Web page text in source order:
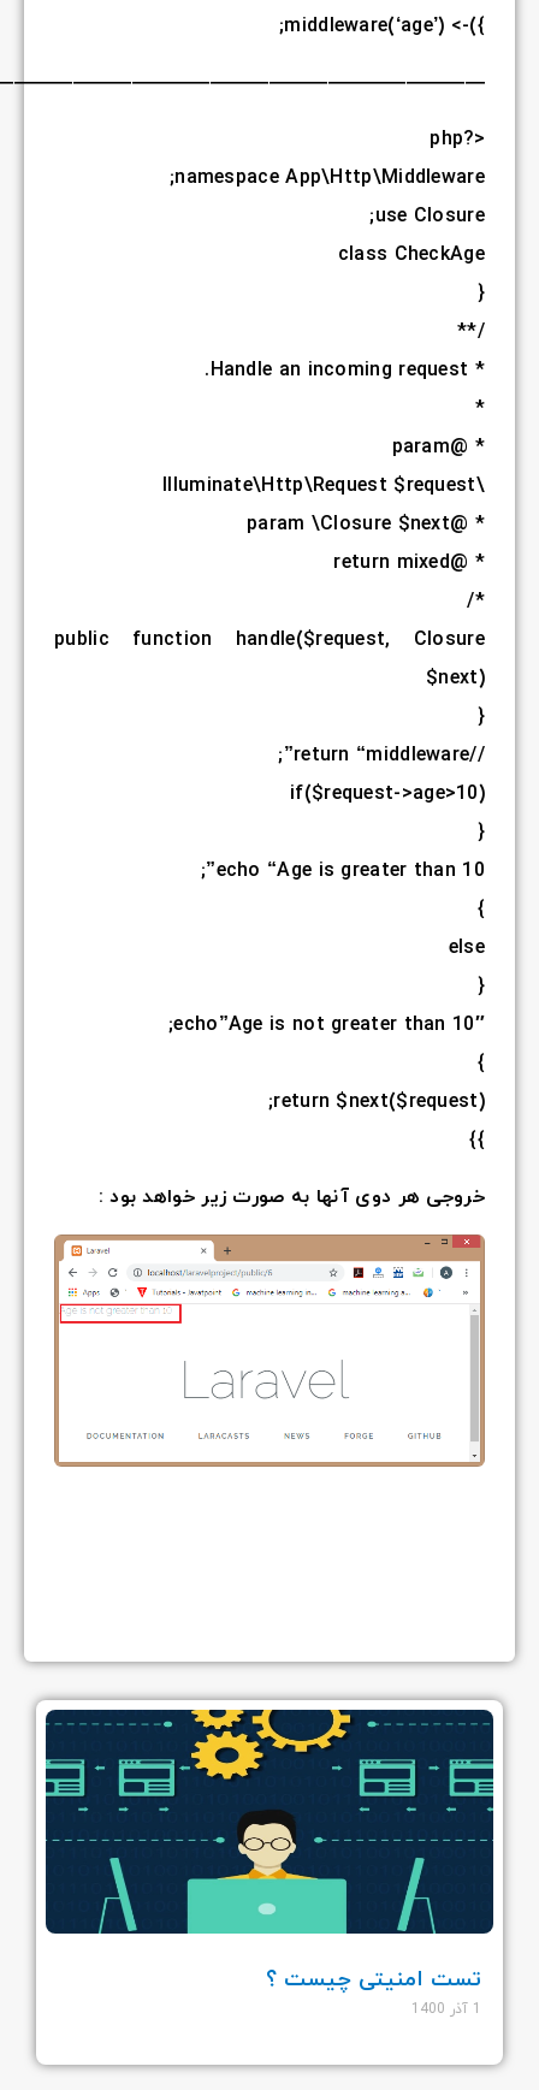
public
بود :